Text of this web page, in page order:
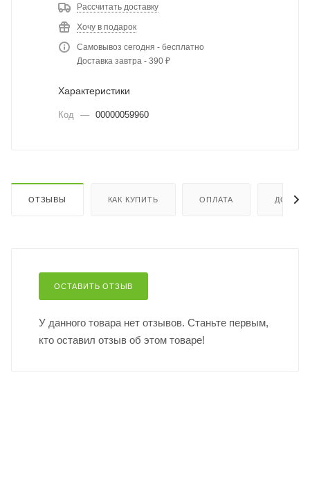
Рассчитать доставку
Хочу в подарок
Самовывоз сегодня - бесплатно
Доставка завтра - 390 ₽
Характеристики
Код — 00000059960
ОТЗЫВЫ КАК КУПИТЬ ОПЛАТА
ОСТАВИТЬ ОТЗЫВ
У данного товара нет отзывов. Станьте первым,
кто оставил отзыв об этом товаре!